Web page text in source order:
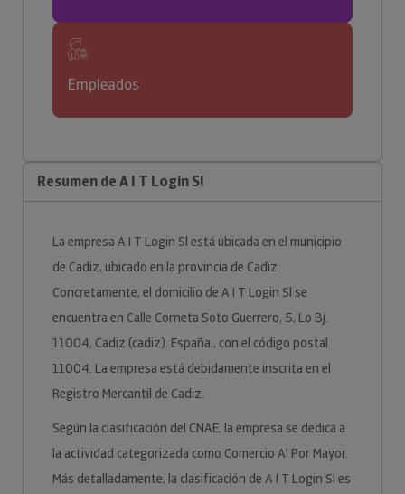
Empleados
Resumen de A I T Login Sl
La empresa A I T Login Sl está ubicada en el municipio
de Cadiz, ubicado en la provincia de Cadiz.
Concretamente, el domicilio de A I T Login Sl se
encuentra en Calle Corneta Soto Guerrero, 5, Lo Bj.
11004, Cadiz (cadiz). España., con el código postal
11004. La empresa está debidamente inscrita en el
Registro Mercantil de Cadiz.
Según la clasificación del CNAE, la empresa se dedica a
la actividad categorizada como Comercio Al Por Mayor.
Más detalladamente, la clasificación de A I T Login Sl es